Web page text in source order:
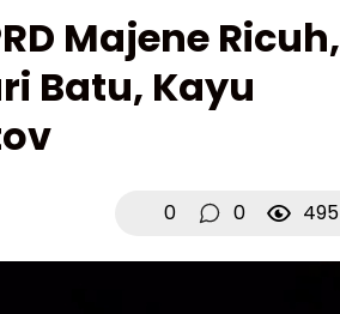
Majene Ricuh,
Batu, Kayu
0 0 495